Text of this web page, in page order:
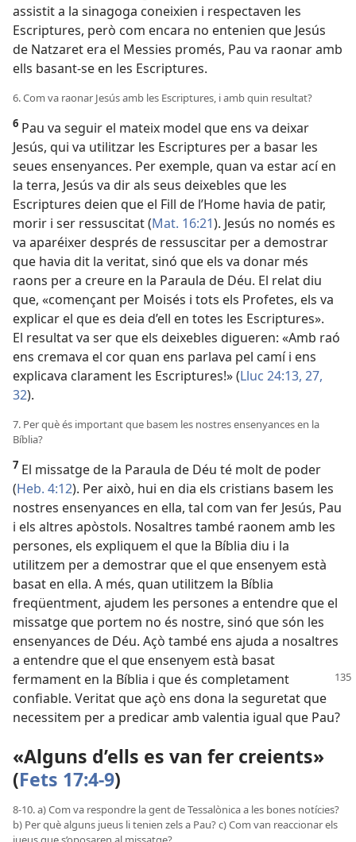
assistit a la sinagoga coneixien i respectaven les
Escriptures, però com encara no entenien que Jesús
de Natzaret era el Messies promés, Pau va raonar amb
ells basant-se en les Escriptures.
6. Com va raonar Jesús amb les Escriptures, i amb quin resultat?
6 Pau va seguir el mateix model que ens va deixar
Jesús, qui va utilitzar les Escriptures per a basar les
seues ensenyances. Per exemple, quan va estar ací en
la terra, Jesús va dir als seus deixebles que les
Escriptures deien que el Fill de l’Home havia de patir,
morir i ser ressuscitat (Mat. 16:21). Jesús no només es
va aparéixer després de ressuscitar per a demostrar
que havia dit la veritat, sinó que els va donar més
raons per a creure en la Paraula de Déu. El relat diu
que, «començant per Moisés i tots els Profetes, els va
explicar el que es deia d’ell en totes les Escriptures».
El resultat va ser que els deixebles digueren: «Amb raó
ens cremava el cor quan ens parlava pel camí i ens
explicava clarament les Escriptures!» (Lluc 24:13, 27,
32).
7. Per què és important que basem les nostres ensenyances en la
Bíblia?
7 El missatge de la Paraula de Déu té molt de poder
(Heb. 4:12). Per això, hui en dia els cristians basem les
nostres ensenyances en ella, tal com van fer Jesús, Pau
i els altres apòstols. Nosaltres també raonem amb les
persones, els expliquem el que la Bíblia diu i la
utilitzem per a demostrar que el que ensenyem està
basat en ella. A més, quan utilitzem la Bíblia
freqüentment, ajudem les persones a entendre que el
missatge que portem no és nostre, sinó que són les
ensenyances de Déu. Açò també ens ajuda a nosaltres
a entendre que el que ensenyem està basat
fermament en la Bíblia i que és completament
confiable. Veritat que açò ens dona la seguretat que
necessitem per a predicar amb valentia igual que Pau?
«Alguns d’ells es van fer creients»
(Fets 17:4-9)
8-10. a) Com va respondre la gent de Tessalònica a les bones notícies?
b) Per què alguns jueus li tenien zels a Pau? c) Com van reaccionar els